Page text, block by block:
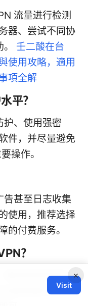
流量进行检测
器、尝试不同协
壬二酸在台
使用攻略，適用
項全解
平？
、使用强密
件，并尽量避免
操作。
告甚至日志收集
使用，推荐选择
的付费服务。
？
确保家庭网络内
备数量较少，
×
Visit